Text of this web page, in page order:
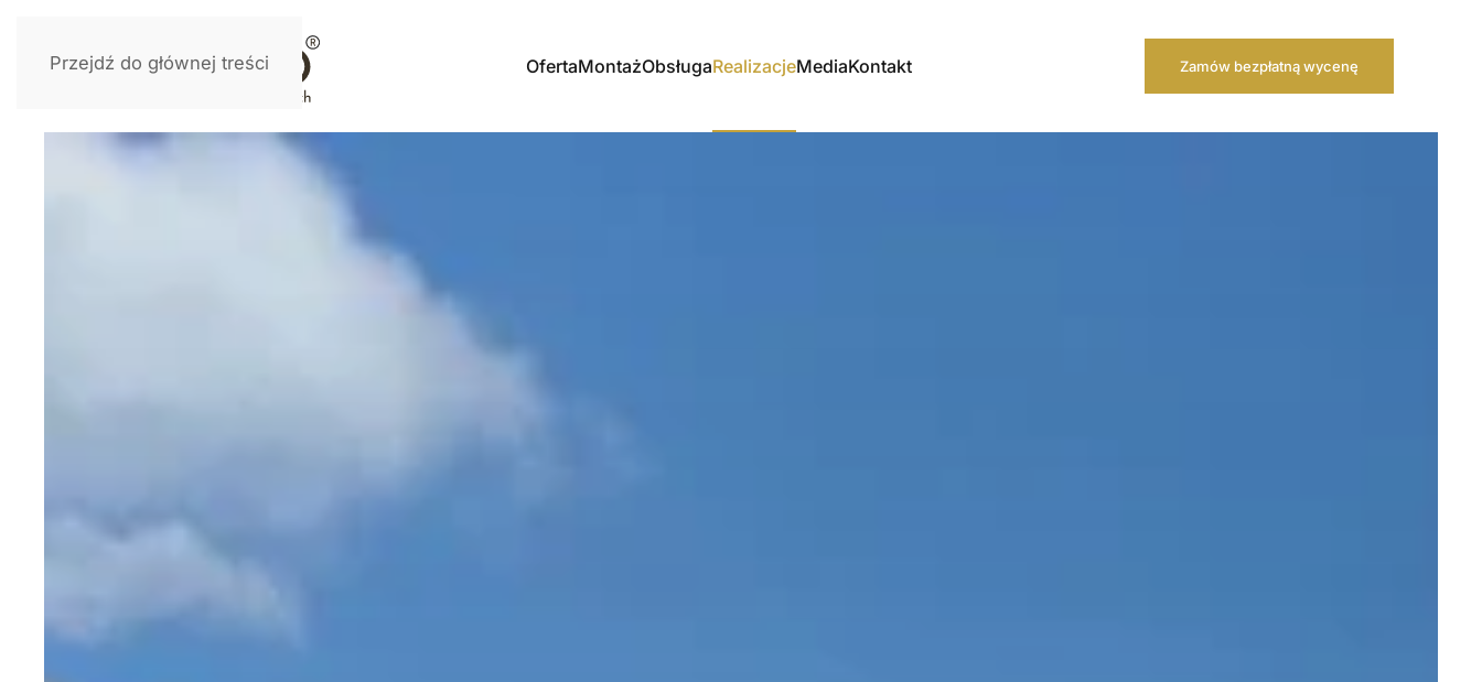
Przejdź do głównej treści OfertaMontażObsługaRealizacjeMediaKontakt Zamów bezpłatną wycenę